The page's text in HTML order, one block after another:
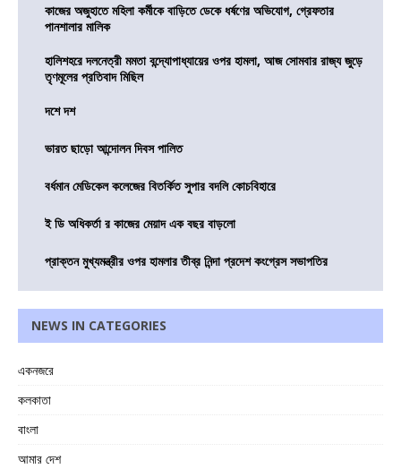
কাজের অজুহাতে মহিলা কর্মীকে বাড়িতে ডেকে ধর্ষণের অভিযোগ, গ্রেফতার
পানশালার মালিক
হালিশহরে দলনেত্রী মমতা বন্দ্যোপাধ্যায়ের ওপর হামলা, আজ সোমবার রাজ্য জুড়ে
তৃণমূলের প্রতিবাদ মিছিল
দশে দশ
ভারত ছাড়ো আন্দোলন দিবস পালিত
বর্ধমান মেডিকেল কলেজের বিতর্কিত সুপার বদলি কোচবিহারে
ই ডি অধিকর্তা র কাজের মেয়াদ এক বছর বাড়লো
প্রাক্তন মুখ্যমন্ত্রীর ওপর হামলার তীব্র নিন্দা প্রদেশ কংগ্রেস সভাপতির
NEWS IN CATEGORIES
একনজরে
কলকাতা
বাংলা
আমার দেশ